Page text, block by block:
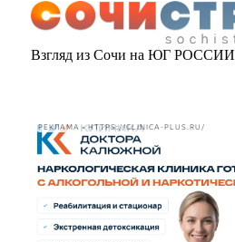
Взгляд из Сочи на ЮГ РОССИИ
РЕКЛАМА • HTTPS://CLINICA-PLUS.RU/